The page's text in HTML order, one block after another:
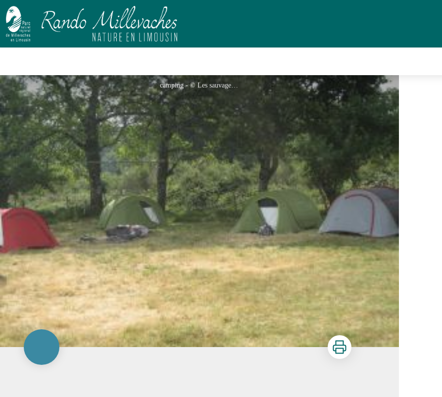
camping - © Les sauvageons
Imprimer